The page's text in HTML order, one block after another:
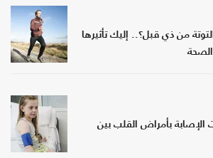
من ذي قبل؟.. إليك تأثيرها
الإصابة بأمراض القلب بين